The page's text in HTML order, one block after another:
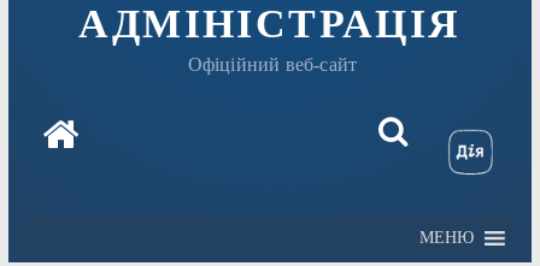
АДМІНІСТРАЦІЯ
Офіційний веб-сайт
МЕНЮ